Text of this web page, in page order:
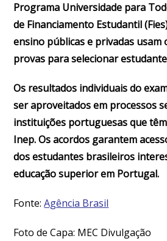
Programa Universidade para
de Financiamento Estudantil
ensino públicas e privadas usam
provas para selecionar
Os resultados individuais do
ser aproveitados em processos
instituições portuguesas que
Inep. Os acordos garantem
dos estudantes brasileiros
educação superior em Portugal.
Fonte:Agência Brasil
Foto de Capa: MEC Divulgação